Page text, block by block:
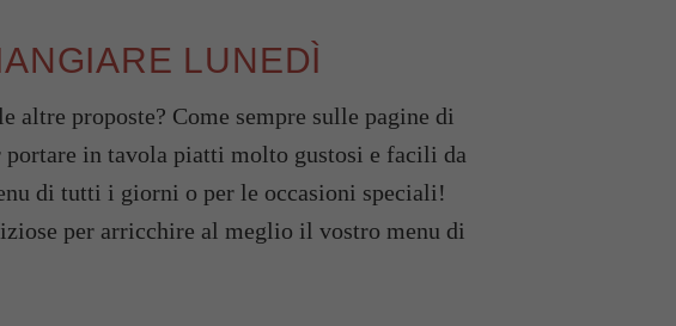
LUNEDÌ
proposte? Come sempre sulle pagine di
portare in tavola piatti molto gustosi e facili da
di tutti i giorni o per le occasioni speciali!
per arricchire al meglio il vostro menu di